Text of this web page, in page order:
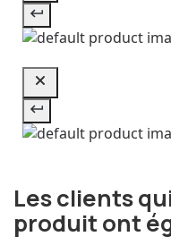
Les clients
produit ont